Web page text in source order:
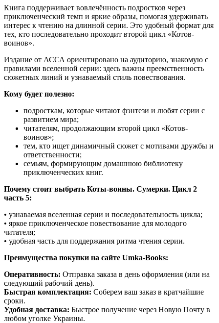
Книга поддерживает вовлечённость подростков через
приключенческий темп и яркие образы, помогая удерживать
интерес к чтению на длинной серии. Это удобный формат для
тех, кто последовательно проходит второй цикл «Котов-
воинов».
Издание от АССА ориентировано на аудиторию, знакомую с
правилами вселенной серии: здесь важны преемственность
сюжетных линий и узнаваемый стиль повествования.
Кому будет полезно:
подросткам, которые читают фэнтези и любят серии с
развитием мира;
читателям, продолжающим второй цикл «Котов-
воинов»;
тем, кто ищет динамичный сюжет с мотивами дружбы и
ответственности;
семьям, формирующим домашнюю библиотеку
приключенческих книг.
Почему стоит выбрать Коты-воины. Сумерки. Цикл 2
часть 5:
• узнаваемая вселенная серии и последовательность цикла;
• яркое приключенческое повествование для молодого
читателя;
• удобная часть для поддержания ритма чтения серии.
Преимущества покупки на сайте Umka-Books:
Оперативность: Отправка заказа в день оформления (или на
следующий рабочий день).
Быстрая комплектация: Соберем ваш заказ в кратчайшие
сроки.
Удобная доставка: Быстрое получение через Новую Почту в
любом уголке Украины.